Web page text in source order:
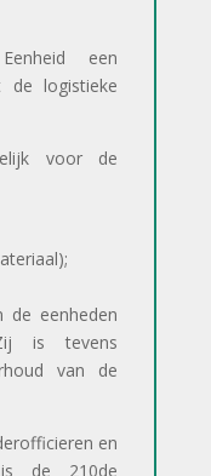
een
de logistieke
voor de
eenheden
is tevens
van de
en
de 210de